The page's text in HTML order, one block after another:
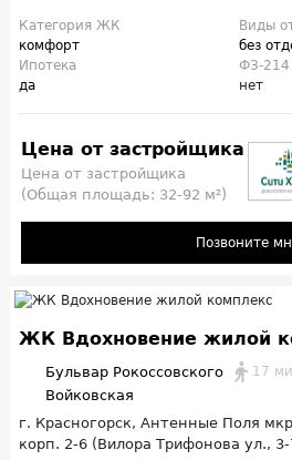
Категория ЖК
комфорт
Виды
без
Ипотека
да
ФЗ-214
нет
Цена от застройщика
Цена от застройщика
(Общая площадь: 32-92 м²)
Позвоните
ЖК Вдохновение жилой
Бульвар Рокоссовского 17
Войковская
г. Красногорск, Антенные Поля
корп. 2-6 (Вилора Трифонова ул., 3-